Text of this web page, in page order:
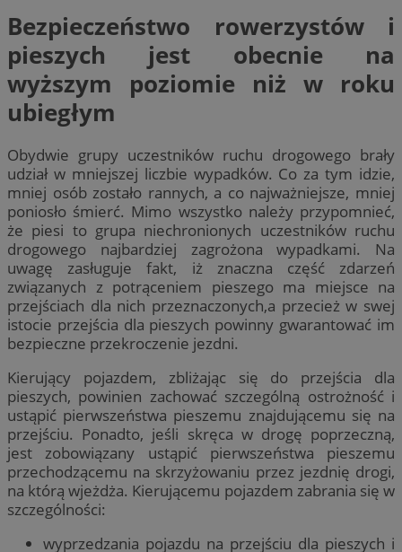
Bezpieczeństwo rowerzystów i
pieszych jest obecnie na
wyższym poziomie niż w roku
ubiegłym
Obydwie grupy uczestników ruchu drogowego brały
udział w mniejszej liczbie wypadków. Co za tym idzie,
mniej osób zostało rannych, a co najważniejsze, mniej
poniosło śmierć. Mimo wszystko należy przypomnieć,
że piesi to grupa niechronionych uczestników ruchu
drogowego najbardziej zagrożona wypadkami. Na
uwagę zasługuje fakt, iż znaczna część zdarzeń
związanych z potrąceniem pieszego ma miejsce na
przejściach dla nich przeznaczonych,a przecież w swej
istocie przejścia dla pieszych powinny gwarantować im
bezpieczne przekroczenie jezdni.
Kierujący pojazdem, zbliżając się do przejścia dla
pieszych, powinien zachować szczególną ostrożność i
ustąpić pierwszeństwa pieszemu znajdującemu się na
przejściu. Ponadto, jeśli skręca w drogę poprzeczną,
jest zobowiązany ustąpić pierwszeństwa pieszemu
przechodzącemu na skrzyżowaniu przez jezdnię drogi,
na którą wjeżdża. Kierującemu pojazdem zabrania się w
szczególności:
wyprzedzania pojazdu na przejściu dla pieszych i